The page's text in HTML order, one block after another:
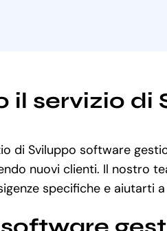
il servizio di
di Sviluppo software
nuovi clienti. Il nostro
specifiche e aiutarti